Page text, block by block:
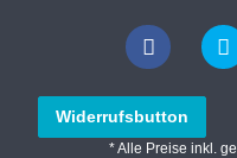
Widerrufsbutton
* Alle Preise inkl.